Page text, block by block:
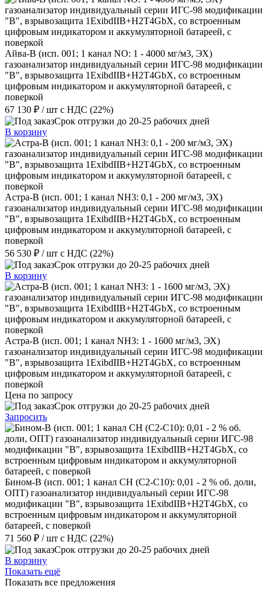
Айва-В (исп. 001; 1 канал NO: 1 - 4000 мг/м3, ЭХ)
газоанализатор индивидуальный серии ИГС-98 модификации
"В", взрывозащита 1ExibdIIB+H2T4GbX, со встроенным
цифровым индикатором и аккумуляторной батареей, с
поверкой
67 130 ₽ / шт с НДС (22%)
Срок отгрузки до 20-25 рабочих дней
В корзину
Астра-В (исп. 001; 1 канал NН3: 0,1 - 200 мг/м3, ЭХ)
газоанализатор индивидуальный серии ИГС-98 модификации
"В", взрывозащита 1ExibdIIB+H2T4GbX, со встроенным
цифровым индикатором и аккумуляторной батареей, с
поверкой
56 530 ₽ / шт с НДС (22%)
Срок отгрузки до 20-25 рабочих дней
В корзину
Астра-В (исп. 001; 1 канал NН3: 1 - 1600 мг/м3, ЭХ)
газоанализатор индивидуальный серии ИГС-98 модификации
"В", взрывозащита 1ExibdIIB+H2T4GbX, со встроенным
цифровым индикатором и аккумуляторной батареей, с
поверкой
Цена по запросу
Срок отгрузки до 20-25 рабочих дней
Запросить
Бином-В (исп. 001; 1 канал CH (C2-C10): 0,01 - 2 % об. доли,
ОПТ) газоанализатор индивидуальный серии ИГС-98
модификации "В", взрывозащита 1ExibdIIB+H2T4GbX, со
встроенным цифровым индикатором и аккумуляторной
батареей, с поверкой
71 560 ₽ / шт с НДС (22%)
Срок отгрузки до 20-25 рабочих дней
В корзину
Показать ещё
Показать все предложения